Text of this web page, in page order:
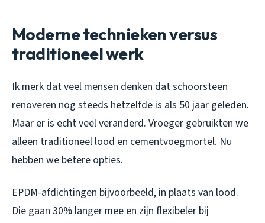
Moderne technieken versus
traditioneel werk
Ik merk dat veel mensen denken dat schoorsteen
renoveren nog steeds hetzelfde is als 50 jaar geleden.
Maar er is echt veel veranderd. Vroeger gebruikten we
alleen traditioneel lood en cementvoegmortel. Nu
hebben we betere opties.
EPDM-afdichtingen bijvoorbeeld, in plaats van lood.
Die gaan 30% langer mee en zijn flexibeler bij